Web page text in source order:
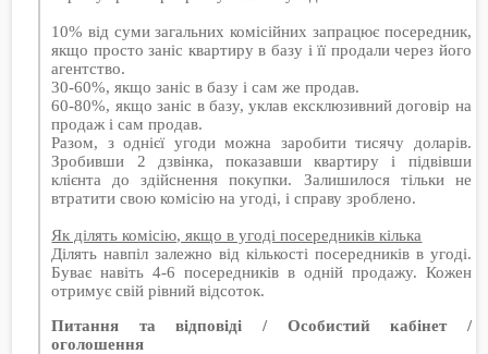
10% від суми загальних комісійних запрацює посередник,
якщо просто заніс квартиру в базу і її продали через його
агентство.
30-60%, якщо заніс в базу і сам же продав.
60-80%, якщо заніс в базу, уклав ексклюзивний договір на
продаж і сам продав.
Разом, з однієї угоди можна заробити тисячу доларів.
Зробивши 2 дзвінка, показавши квартиру і підвівши
клієнта до здійснення покупки. Залишилося тільки не
втратити свою комісію на угоді, і справу зроблено.
Як ділять комісію, якщо в угоді посередників кілька
Ділять навпіл залежно від кількості посередників в угоді.
Буває навіть 4-6 посередників в одній продажу. Кожен
отримує свій рівний відсоток.
Питання та відповіді / Особистий кабінет /
оголошення